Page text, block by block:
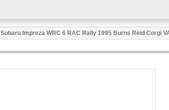
Subaru Impreza WRC 6 RAC Rally 1995 Burns Reid Corgi